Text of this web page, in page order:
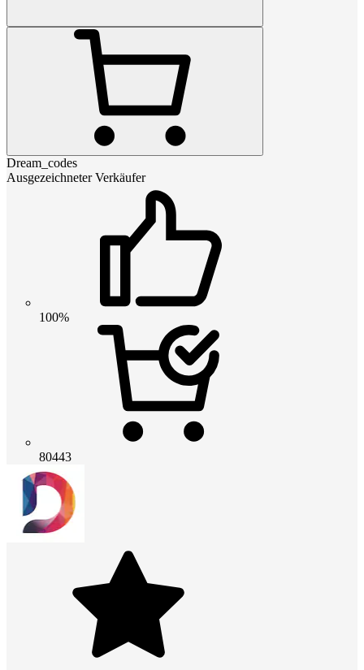
Dream_codes
Ausgezeichneter Verkäufer
100%
80443